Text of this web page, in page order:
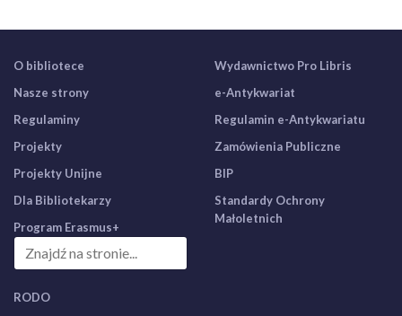
O bibliotece
Nasze strony
Regulaminy
Projekty
Projekty Unijne
Dla Bibliotekarzy
Program Erasmus+
Wydawnictwo Pro Libris
e-Antykwariat
Regulamin e-Antykwariatu
Zamówienia Publiczne
BIP
Standardy Ochrony
Małoletnich
RODO